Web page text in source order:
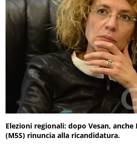
Elezioni regionali: dopo Vesan, anche
(M5S) rinuncia alla ricandidatura.